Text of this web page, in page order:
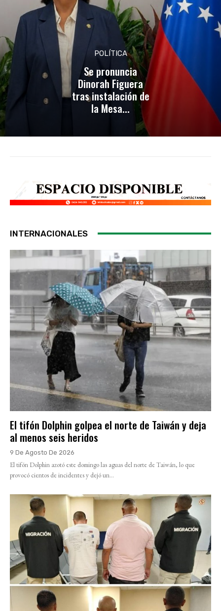
POLÍTICA
Se pronuncia
Dinorah Figuera
tras instalación de
la Mesa...
INTERNACIONALES
El tifón Dolphin golpea el norte de Taiwán y deja
al menos seis heridos
9 De Agosto De 2026
El tifón Dolphin azotó este domingo las aguas del norte de Taiwán, lo que
provocó cientos de incidentes y dejó un...